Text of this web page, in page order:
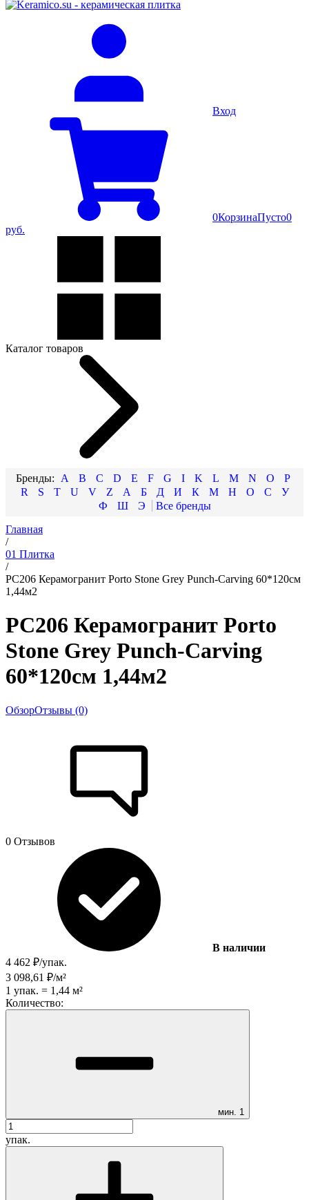
Вход
0КорзинаПусто0
руб.
Каталог товаров
A B C D E F G I K L M N O
P
R
S T U V Z А Б Д И К М Н О С
У
Ф
Ш
Э
Главная
/
01 Плитка
/
PC206 Керамогранит Porto Stone Grey Punch-Carving 60*120см
1,44м2
PC206 Керамогранит Porto
Stone Grey Punch-Carving
60*120см 1,44м2
ОбзорОтзывы (0)
0 Отзывов
В наличии
4 462 ₽/упак.
3 098,61 ₽/м²
1 упак. = 1,44 м²
Количество:
мин. 1
упак.